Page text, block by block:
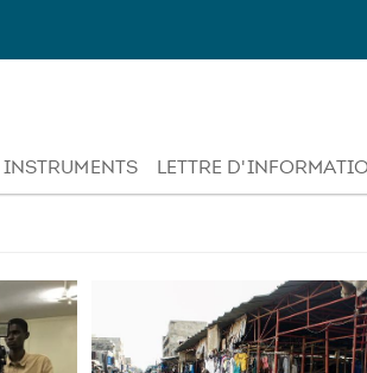
INSTRUMENTS LETTRE